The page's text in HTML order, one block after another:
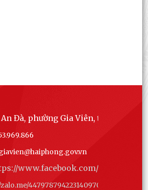
An Đà, phường Gia Viên, thành phố
www.facebook.com/
4479787942231409708